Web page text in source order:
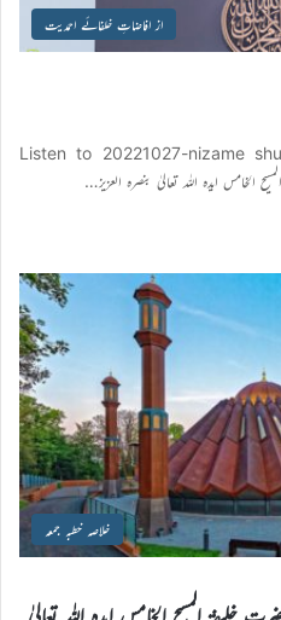
از افاضاتِ خلفائے احمدیت
Listen to 20221027-nizame
خلاصہ خطبہ جمعہ